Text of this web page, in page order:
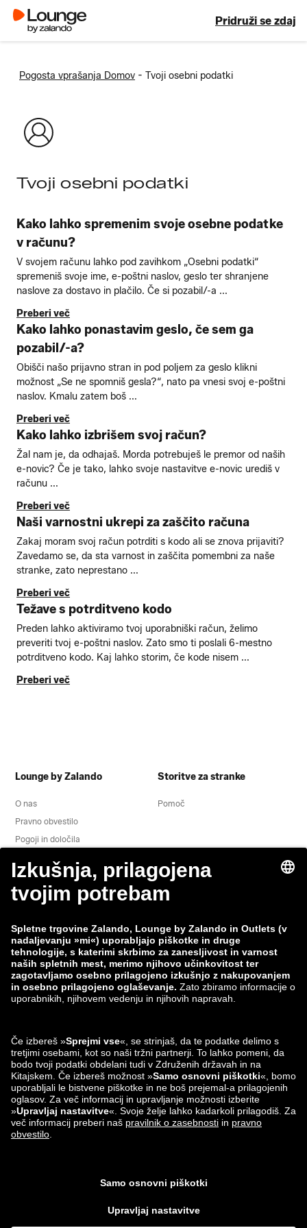
Pridruži se zdaj
Pogosta vprašanja Domov - Tvoji osebni podatki
Tvoji osebni podatki
Kako lahko spremenim svoje osebne podatke
v računu?
V svojem računu lahko pod zavihkom „Osebni podatki“
spremeniš svoje ime, e-poštni naslov, geslo ter shranjene
naslove za dostavo in plačilo. Če si pozabil/-a ...
Preberi več
Kako lahko ponastavim geslo, če sem ga
pozabil/-a?
Obišči našo prijavno stran in pod poljem za geslo klikni
možnost „Se ne spomniš gesla?“, nato pa vnesi svoj e-poštni
naslov. Kmalu zatem boš ...
Preberi več
Kako lahko izbrišem svoj račun?
Žal nam je, da odhajaš. Morda potrebuješ le premor od naših
e-novic? Če je tako, lahko svoje nastavitve e-novic urediš v
računu ...
Preberi več
Naši varnostni ukrepi za zaščito računa
Zakaj moram svoj račun potrditi s kodo ali se znova prijaviti?
Zavedamo se, da sta varnost in zaščita pomembni za naše
stranke, zato neprestano ...
Preberi več
Težave s potrditveno kodo
Preden lahko aktiviramo tvoj uporabniški račun, želimo
preveriti tvoj e-poštni naslov. Zato smo ti poslali 6-mestno
potrditveno kodo. Kaj lahko storim, če kode nisem ...
Preberi več
Lounge by Zalando
O nas
Pravno obvestilo
Pogoji in določila
Odstop
Delovna mesta
Prijavi ranljivost
Varnost izdelka
Storitve za stranke
Pomoč
Skupina Zalando
Zalando
Načini plačila
Najdeš nas lahko tudi na
Partner za pošiljanje in
dostavo